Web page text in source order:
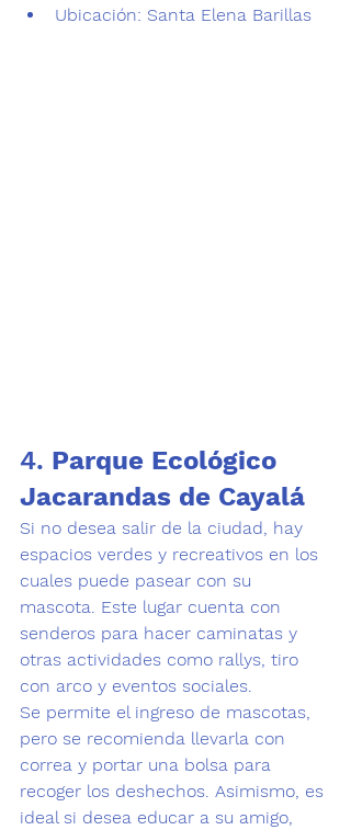
Ubicación: Santa Elena Barillas
4. Parque Ecológico
Jacarandas de Cayalá
Si no desea salir de la ciudad, hay
espacios verdes y recreativos en los
cuales puede pasear con su
mascota. Este lugar cuenta con
senderos para hacer caminatas y
otras actividades como rallys, tiro
con arco y eventos sociales.
Se permite el ingreso de mascotas,
pero se recomienda llevarla con
correa y portar una bolsa para
recoger los deshechos. Asimismo, es
ideal si desea educar a su amigo,